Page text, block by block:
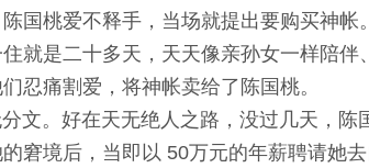
国桃爱不释手，当场就提出要购买神帐
就是二十多天，天天像亲孙女一样陪
忍痛割爱，将神帐卖给了陈国桃。
。好在天无绝人之路，没过几天，陈
窘境后，当即以 50万元的年薪聘请她